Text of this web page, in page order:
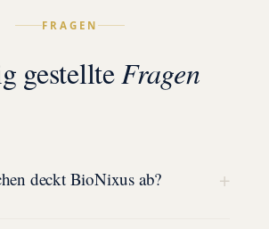
FRAGEN
gestellteFragen
deckt BioNixus ab? +